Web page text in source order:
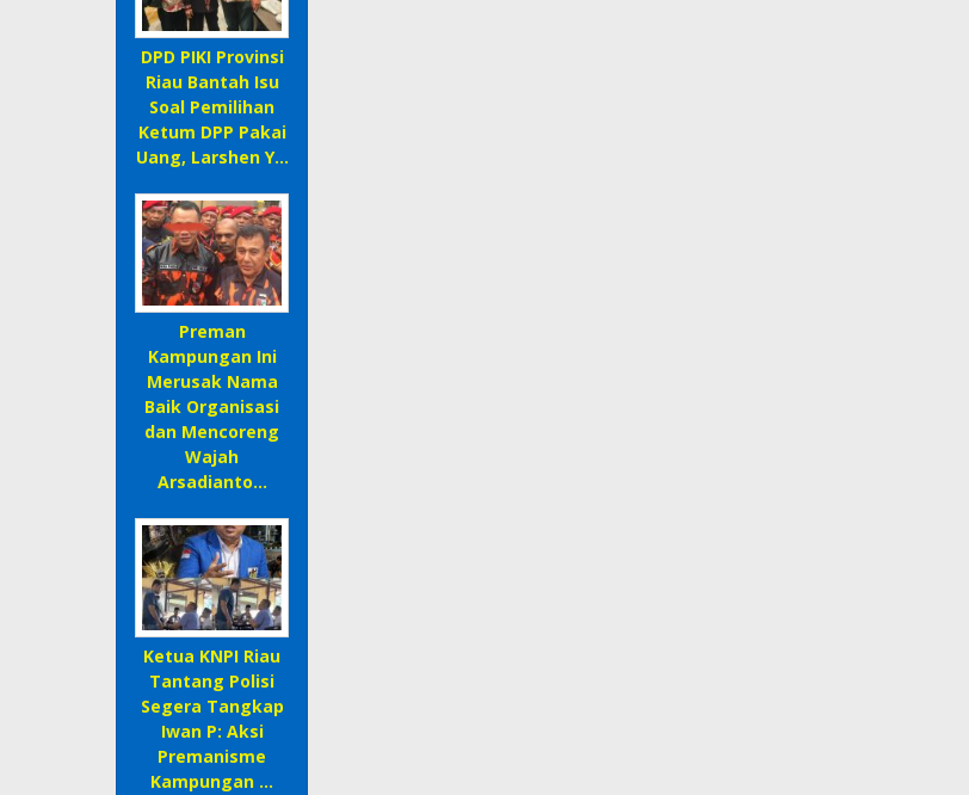
DPD PIKI Provinsi
Riau Bantah Isu
Soal Pemilihan
Ketum DPP Pakai
Uang, Larshen Y…
Preman
Kampungan Ini
Merusak Nama
Baik Organisasi
dan Mencoreng
Wajah
Arsadianto…
Ketua KNPI Riau
Tantang Polisi
Segera Tangkap
Iwan P: Aksi
Premanisme
Kampungan …